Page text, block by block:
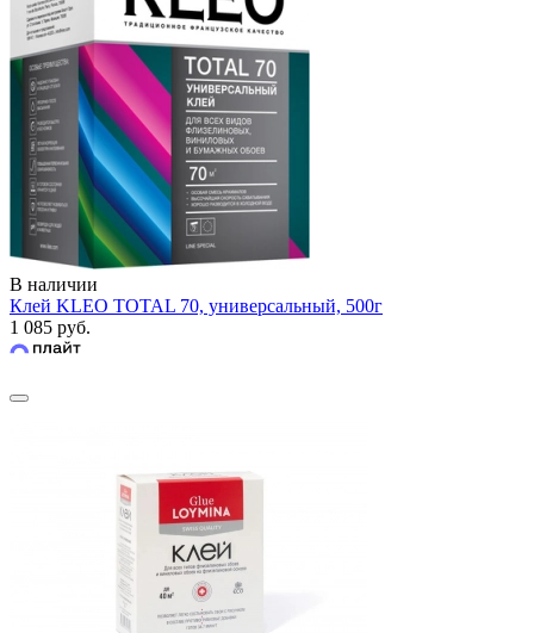
В наличии
Клей KLEO TOTAL 70, универсальный, 500г
1 085 руб.